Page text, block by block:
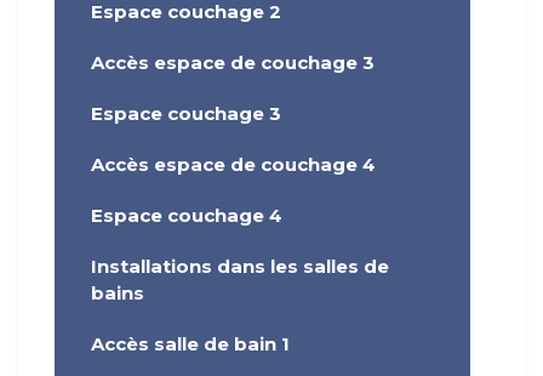
Espace couchage 2
Accès espace de couchage 3
Espace couchage 3
Accès espace de couchage 4
Espace couchage 4
Installations dans les salles de
bains
Accès salle de bain 1